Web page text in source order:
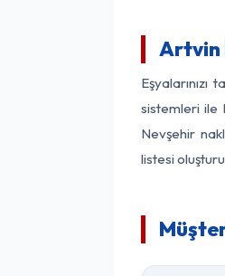
Artvin
sistemleri ile
Nevşehir
listesi